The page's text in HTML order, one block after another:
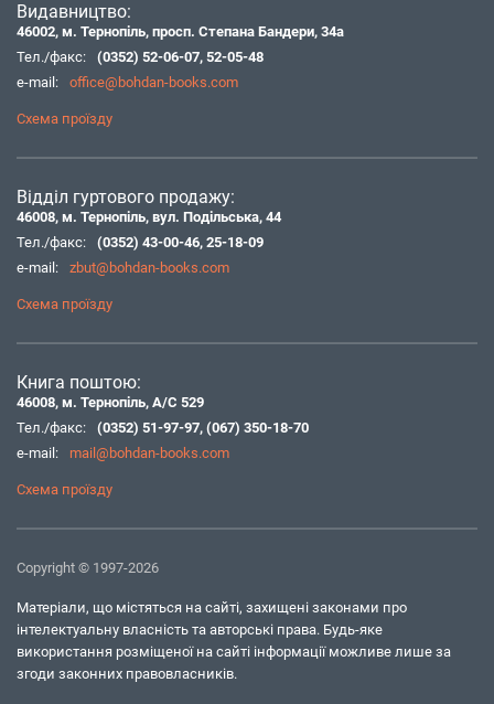
Видавництво:
46002, м. Тернопіль, просп. Степана Бандери, 34а
Тел./факс:
(0352) 52-06-07, 52-05-48
e-mail:
office@bohdan-books.com
Схема проїзду
Відділ гуртового продажу:
46008, м. Тернопіль, вул. Подільська, 44
Тел./факс:
(0352) 43-00-46, 25-18-09
e-mail:
zbut@bohdan-books.com
Схема проїзду
Книга поштою:
46008, м. Тернопіль, А/С 529
Тел./факс:
(0352) 51-97-97, (067) 350-18-70
e-mail:
mail@bohdan-books.com
Схема проїзду
Copyright © 1997-2026
Матеріали, що містяться на сайті, захищені законами про
інтелектуальну власність та авторські права. Будь-яке
використання розміщеної на сайті інформації можливе лише за
згоди законних правовласників.